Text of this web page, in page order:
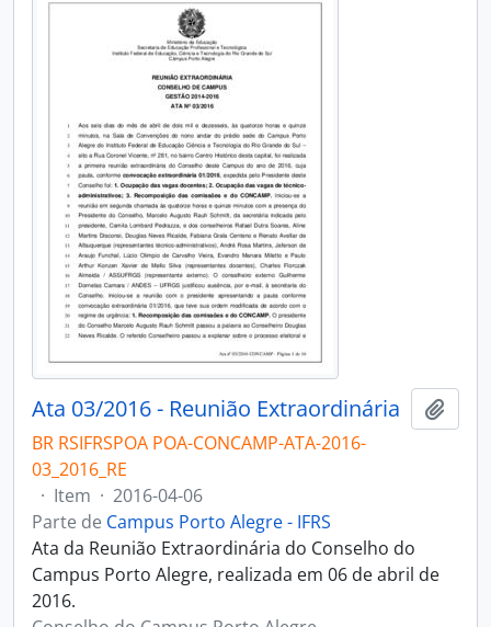
Ata 03/2016 - Reunião Extraordinária
BR RSIFRSPOA POA-CONCAMP-ATA-2016-
03_2016_RE
· Item · 2016-04-06
Parte de Campus Porto Alegre - IFRS
Ata da Reunião Extraordinária do Conselho do
Campus Porto Alegre, realizada em 06 de abril de
2016.